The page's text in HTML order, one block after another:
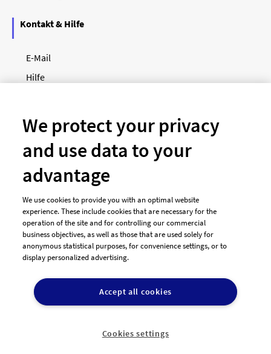
Kontakt & Hilfe
E-Mail
Hilfe
Unsere Zahlungsarten
AGB Dienstleister
Datenschutz
Impressum
We protect your privacy
and use data to your
advantage
We use cookies to provide you with an optimal website
experience. These include cookies that are necessary for the
operation of the site and for controlling our commercial
business objectives, as well as those that are used solely for
anonymous statistical purposes, for convenience settings, or to
display personalized advertising.
Accept all cookies
Cookies settings